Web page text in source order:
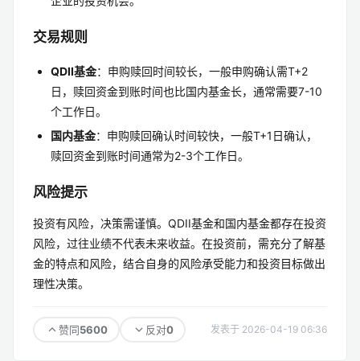
交易规则
QDII基金：申购赎回时间较长，一般申购确认需T+2
日，赎回资金到账时间也比国内基金长，通常需要7-10
个工作日。
国内基金：申购赎回确认时间较快，一般T+1日确认，
赎回资金到账时间通常为2-3个工作日。
风险提示
投资有风险，决策需谨慎。QDII基金和国内基金都存在投资
风险，过往业绩不代表未来收益。在投资前，需充分了解基
金的特点和风险，结合自身的风险承受能力和投资目标做出
理性决策。
赞同5600 反对0 发表于 2026-04-19 06:36